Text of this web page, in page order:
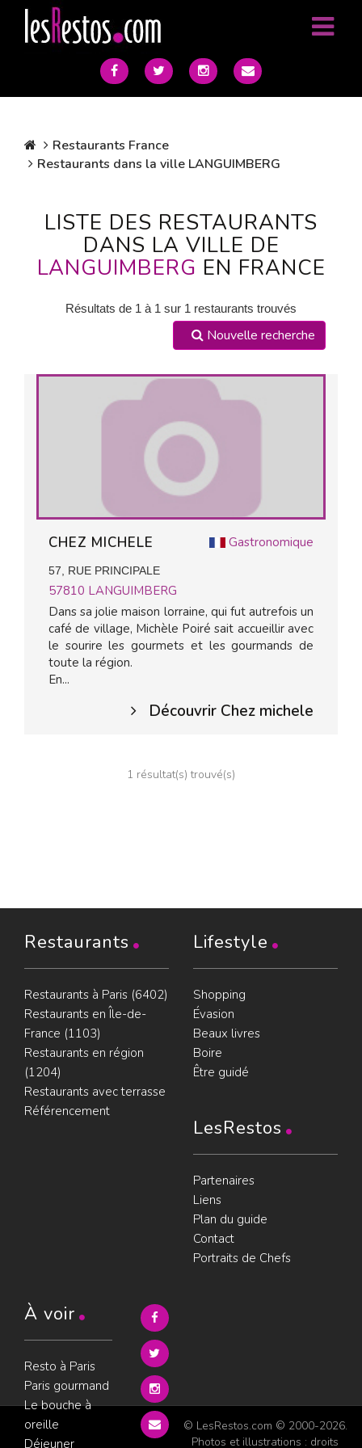
Restaurants France
Restaurants dans la ville LANGUIMBERG
LISTE DES RESTAURANTS
DANS LA VILLE DE
LANGUIMBERG EN FRANCE
Résultats de 1 à 1 sur 1 restaurants trouvés
Nouvelle recherche
Gastronomique
CHEZ MICHELE
57, RUE PRINCIPALE
57810 LANGUIMBERG
Dans sa jolie maison lorraine, qui fut autrefois un
café de village, Michèle Poiré sait accueillir avec
le sourire les gourmets et les gourmands de
toute la région.
En...
Découvrir Chez michele
1 résultat(s) trouvé(s)
Restaurants
Restaurants à Paris (6402)
Restaurants en Île-de-
France (1103)
Restaurants en région
(1204)
Restaurants avec terrasse
Référencement
Lifestyle
Shopping
Évasion
Beaux livres
Boire
Être guidé
LesRestos
Partenaires
Liens
Plan du guide
Contact
Portraits de Chefs
À voir
Resto à Paris
Paris gourmand
Le bouche à
oreille
Déjeuner
© LesRestos.com © 2000-2026.
Photos et illustrations : droits